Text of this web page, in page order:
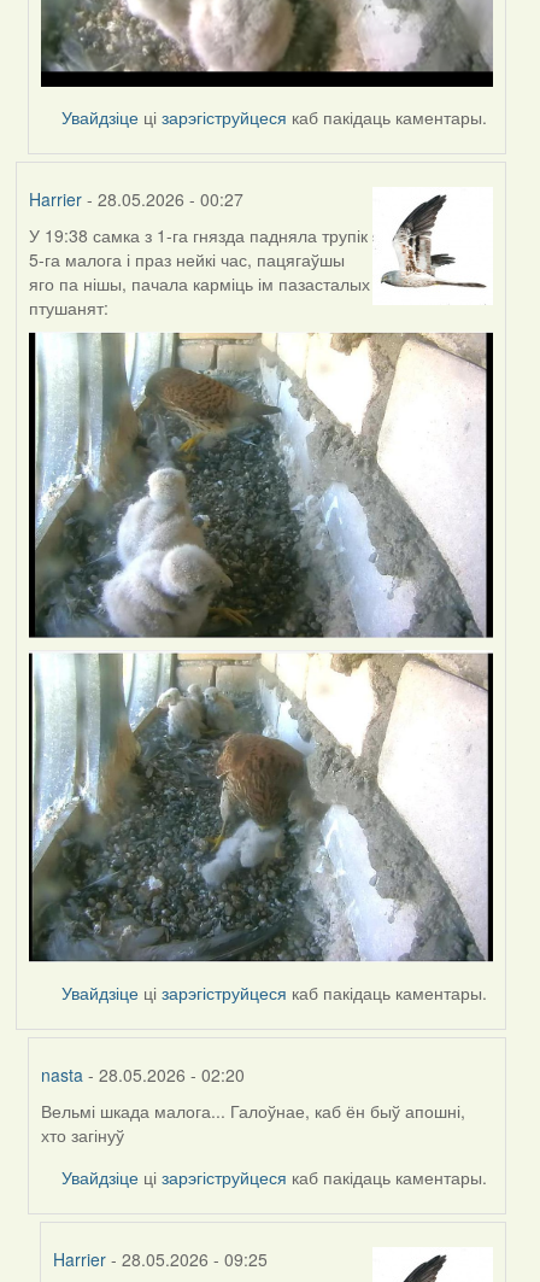
Увайдзіце цізарэгіструйцеся каб пакідаць каментары.
Harrier- 28.05.2026 - 00:27
У 19:38 самка з 1-га гнязда падняла трупік
5-га малога і праз нейкі час, пацягаўшы
яго па нішы, пачала карміць ім пазасталых
птушанят:
Увайдзіце цізарэгіструйцеся каб пакідаць каментары.
nasta - 28.05.2026 - 02:20
In
reply
Harrier
Вельмі шкада малога... Галоўнае, каб ён быў апошні,
хто загінуў
Увайдзіце цізарэгіструйцеся каб пакідаць каментары.
Harrier - 28.05.2026 - 09:25